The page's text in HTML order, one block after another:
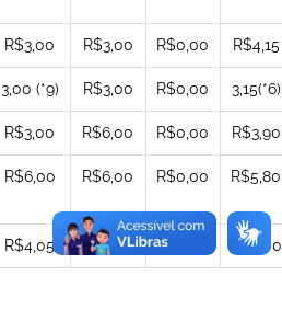
R$3,00 R$3,00 R$0,00 R$4,15
3,00 (*9) R$3,00 R$0,00 3,15(*6)
R$3,00 R$6,00 R$0,00 R$3,90
R$6,00 R$6,00 R$0,00 R$5,80
R$4,05 R$4,05 R$0,00 R$6,00